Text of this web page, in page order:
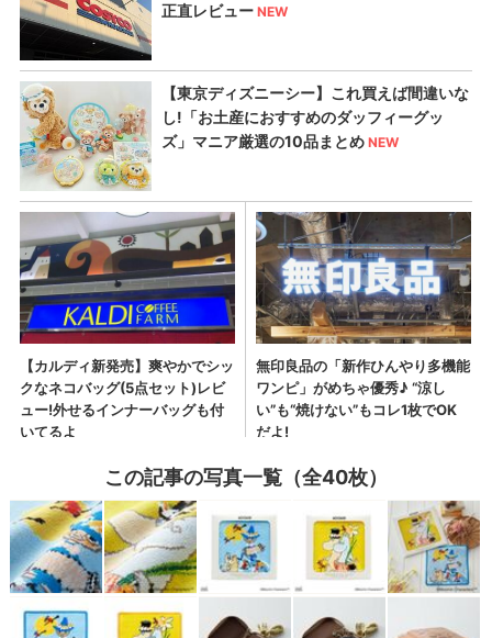
この記事の写真一覧（全40枚）